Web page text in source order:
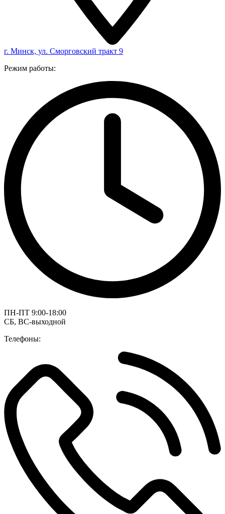
г. Минск, ул. Сморговский тракт 9
Режим работы:
ПН-ПТ 9:00-18:00
СБ, ВС-выходной
Телефоны: